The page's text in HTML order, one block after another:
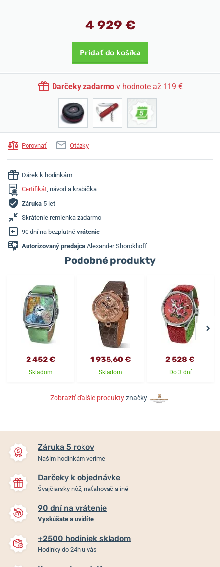
4 929 €
Pridať do košíka
Darčeky zadarmov hodnote až 119 €
Porovnať Otázky
Dárek k hodinkám
Certifikát, návod a krabička
Záruka 5 let
Skrátenie remienka zadarmo
90 dní na bezplatné vrátenie
Autorizovaný predajca Alexander Shorokhoff
Podobné produkty
2 452 €
Skladom
1 935,60 €
Skladom
2 528 €
Do 3 dní
Zobraziť ďalšie produktyznačky
Záruka 5 rokov
Našim hodinkám veríme
Darčeky k objednávke
Švajčiarsky nôž, naťahovač a iné
90 dní na vrátenie
Vyskúšate a uvidíte
+2500 hodiniek skladom
Hodinky do 24h u vás